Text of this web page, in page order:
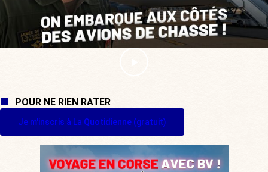
POUR NE RIEN RATER
Je m'inscris à La Quotidienne (gratuit)